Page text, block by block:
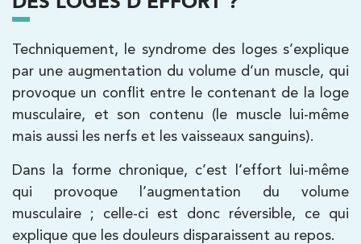
Techniquement, le syndrome des loges s’explique
par une augmentation du volume d’un muscle, qui
provoque un conflit entre le contenant de la loge
musculaire, et son contenu (le muscle lui-même
mais aussi les nerfs et les vaisseaux sanguins).
Dans la forme chronique, c’est l’effort lui-même
qui provoque l’augmentation du volume
musculaire ; celle-ci est donc réversible, ce qui
explique que les douleurs disparaissent au repos.
PRENDRE RDV
IK Boulogne – 92
3 Av. André Morizet 92100 Boulogne-
3 Av. André Morizet 92100 Boulogne-
Billancourt
01 48 25 34 79